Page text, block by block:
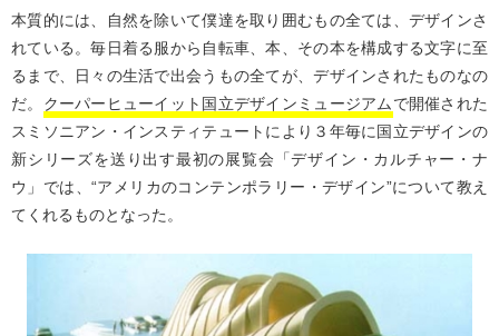
本質的には、自然を除いて僕達を取り囲むもの全ては、デザインさ
れている。毎日着る服から自転車、本、その本を構成する文字に至
るまで、日々の生活で出会うもの全てが、デザインされたものなの
だ。 クーパーヒューイット国立デザインミュージアム で開催された
スミソニアン・インスティテュートにより３年毎に国立デザインの
新シリーズを送り出す最初の展覧会「デザイン・カルチャー・ナ
ウ」では、“アメリカのコンテンポラリー・デザイン”について教え
てくれるものとなった。